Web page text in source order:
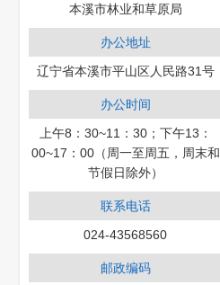
本溪市林业和草原局
办公地址
辽宁省本溪市平山区人民路31号
办公时间
上午8：30~11：30；下午13：
00~17：00（周一至周五，周末和
节假日除外）
联系电话
024-43568560
邮政编码